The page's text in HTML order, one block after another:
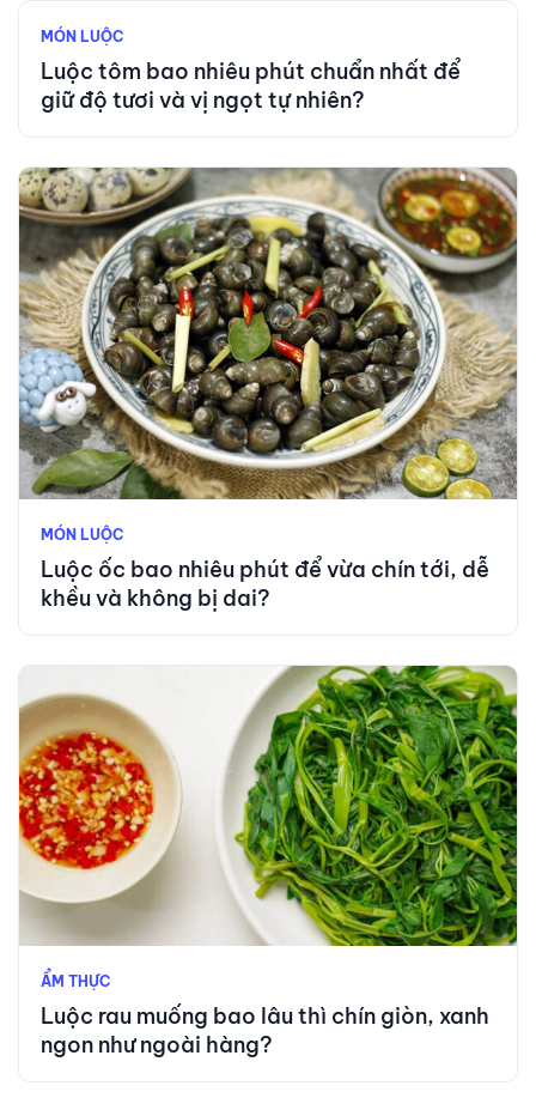
MÓN LUỘC
Luộc tôm bao nhiêu phút chuẩn nhất để
giữ độ tươi và vị ngọt tự nhiên?
MÓN LUỘC
Luộc ốc bao nhiêu phút để vừa chín tới, dễ
khều và không bị dai?
ẨM THỰC
Luộc rau muống bao lâu thì chín giòn, xanh
ngon như ngoài hàng?